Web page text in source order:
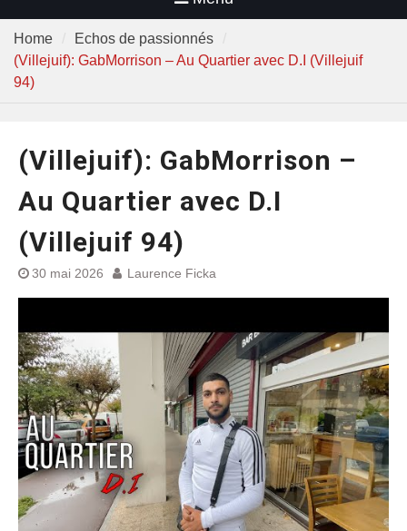
Home
Echos de passionnés
(Villejuif): GabMorrison – Au Quartier avec D.I (Villejuif
94)
(Villejuif): GabMorrison –
Au Quartier avec D.I
(Villejuif 94)
30 mai 2026 Laurence Ficka